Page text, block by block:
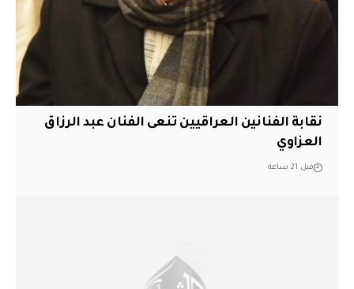
نقابة الفنانين العراقيين تنعى الفنان عبد الرزاق
العزاوي
قبل 21 ساعة